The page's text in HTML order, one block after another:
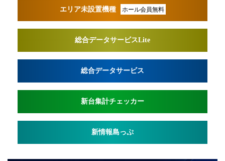
エリア未設置機種 ホール会員無料
総合データサービスLite
総合データサービス
新台集計チェッカー
新情報島っぷ